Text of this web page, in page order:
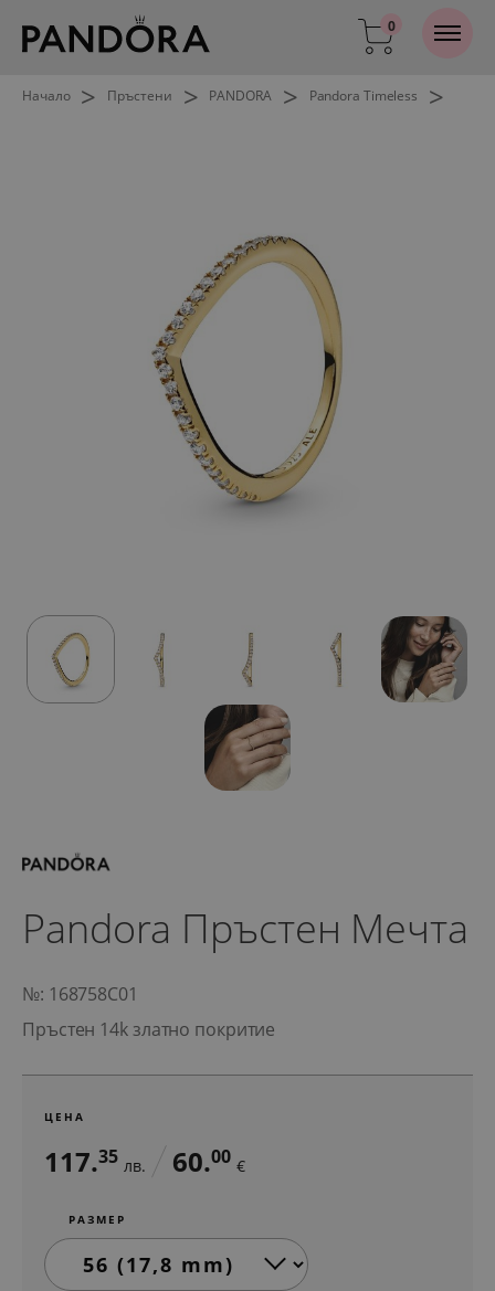
0
Начало > Пръстени > PANDORA > Pandora Timeless >
Pandora Пръстен Мечта
№: 168758C01
Пръстен 14k златно покритие
ЦЕНА
117.35 лв. 60.00 €
РАЗМЕР